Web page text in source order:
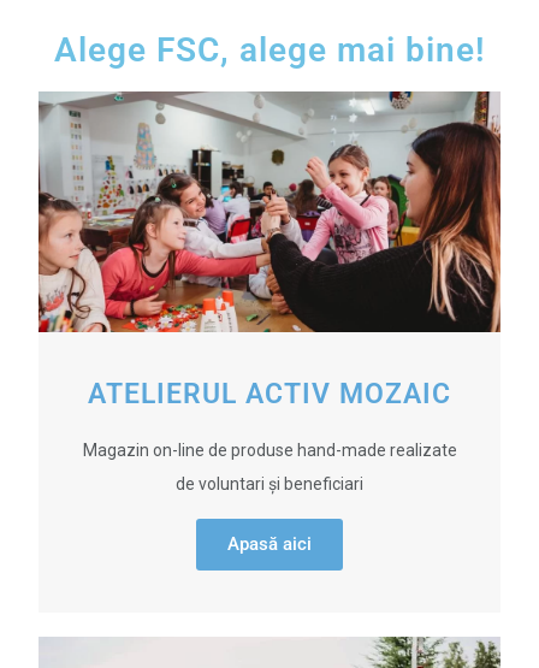
Alege FSC, alege mai bine!
ATELIERUL ACTIV MOZAIC
Magazin on-line de produse hand-made realizate
de voluntari și beneficiari
Apasă aici